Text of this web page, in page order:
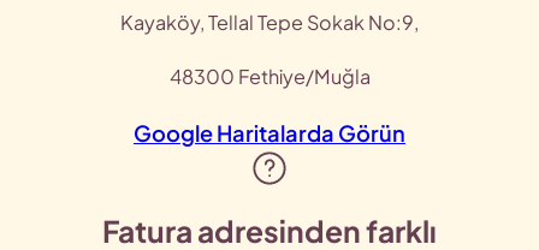
Kayaköy, Tellal Tepe Sokak No:9,
48300 Fethiye/Muğla
Google Haritalarda Görün
Fatura adresinden farklı